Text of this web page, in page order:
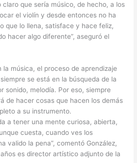
claro que sería músico, de hecho, a los
el violín y desde entonces no ha
que lo llena, satisface y hace feliz,
hacer algo diferente”, aseguró el
la música, el proceso de aprendizaje
se está en la búsqueda de la
sonido, melodía. Por eso, siempre
de hacer cosas que hacen los demás
a su instrumento.
a tener una mente curiosa, abierta,
cuesta, cuando ves los
valido la pena”, comentó González,
es director artístico adjunto de la